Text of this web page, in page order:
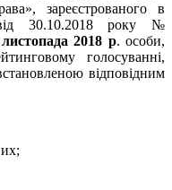
зареєстрованого в
від 30.10.2018 року №
2018 р. особи,
голосуванні,
відповідним